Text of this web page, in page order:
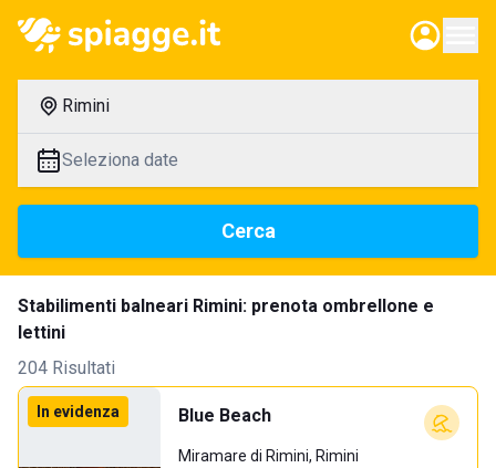
Rimini
Seleziona date
Cerca
Stabilimenti balneari Rimini: prenota ombrellone e
lettini
204 Risultati
In evidenza Blue Beach
Miramare di Rimini, Rimini